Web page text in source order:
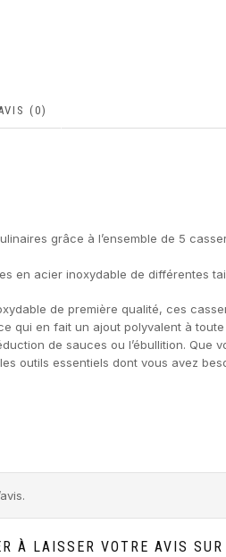
(0)
grâce à l’ensemble de 5
en acier inoxydable de différentes
de première qualité, ces
qui en fait un ajout polyvalent à
de sauces ou l’ébullition. Que
outils essentiels dont vous avez
À LAISSER VOTRE AVIS